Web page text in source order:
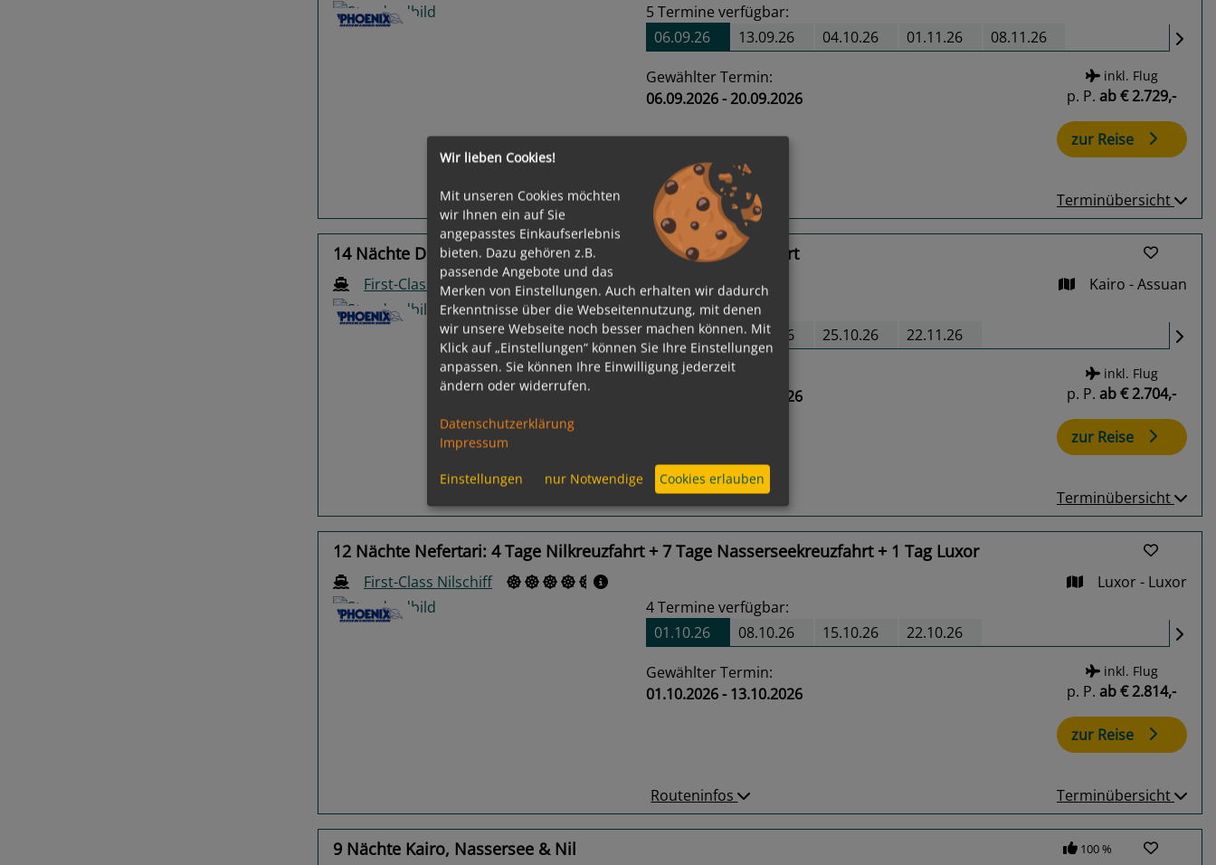
5Termine verfügbar:
06.09.26
13.09.26 04.10.26 01.11.26 08.11.26
Gewählter Termin:
06.09.2026 - 20.09.2026
inkl. Flug
p. P. ab€ 2.729,-
zur Reise
Routeninfos Terminübersicht
14 Nächte Durchs Land der Pharaonen: 14 Tage Nilkreuzfahrt
First-Class Nilschiff Kairo - Assuan
4Termine verfügbar:
20.09.26
27.09.26 25.10.26 22.11.26
Gewählter Termin:
20.09.2026 - 04.10.2026
inkl. Flug
p. P. ab€ 2.704,-
zur Reise
Routeninfos Terminübersicht
12 Nächte Nefertari: 4 Tage Nilkreuzfahrt + 7 Tage Nasserseekreuzfahrt + 1 Tag Luxor
First-Class Nilschiff Luxor - Luxor
4Termine verfügbar:
01.10.26
08.10.26 15.10.26 22.10.26
Gewählter Termin:
01.10.2026 - 13.10.2026
inkl. Flug
p. P. ab€ 2.814,-
zur Reise
Routeninfos Terminübersicht
9 Nächte Kairo, Nassersee & Nil 100 %
Wir lieben Cookies!
Mit unseren Cookies möchten
wir Ihnen ein auf Sie
angepasstes Einkaufserlebnis
bieten. Dazu gehören z.B.
passende Angebote und das
Merken von Einstellungen. Auch erhalten wir dadurch
Erkenntnisse über die Webseitennutzung, mit denen
wir unsere Webseite noch besser machen können. Mit
Klick auf „Einstellungen“ können Sie Ihre Einstellungen
anpassen. Sie können Ihre Einwilligung jederzeit
ändern oder widerrufen.
Datenschutzerklärung
Impressum
Einstellungen nur Notwendige Cookies erlauben